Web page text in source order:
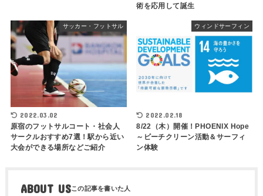
術を応用して誕生
サッカー・フットサル
2022.03.02
原宿のフットサルコート・社会人
サークルおすすめ7選！駅から近い
大会ができる場所などご紹介
ウィンドサーフィン
2022.02.18
8/22（木）開催！PHOENIX Hope
～ビーチクリーン活動＆サーフィ
ン体験
ABOUT US